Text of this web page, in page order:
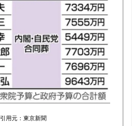
引用元：東京新聞